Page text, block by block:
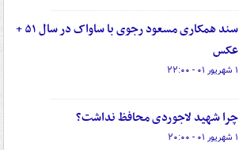
سند همکاری مسعود رجوی با ساواک در سال ۵۱ +
عکس
۱ شهریور ۰۱ - ۲۲:۰۰
چرا شهید لاجوردی محافظ نداشت؟
۱ شهریور ۰۱ - ۲۰:۰۰